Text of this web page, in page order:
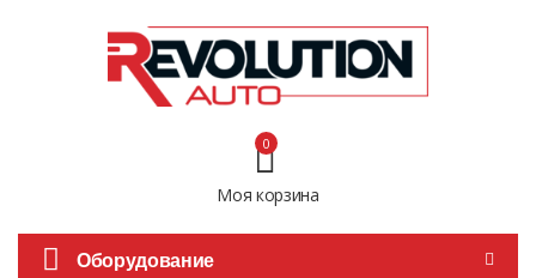
Моя корзина
0
Оборудование